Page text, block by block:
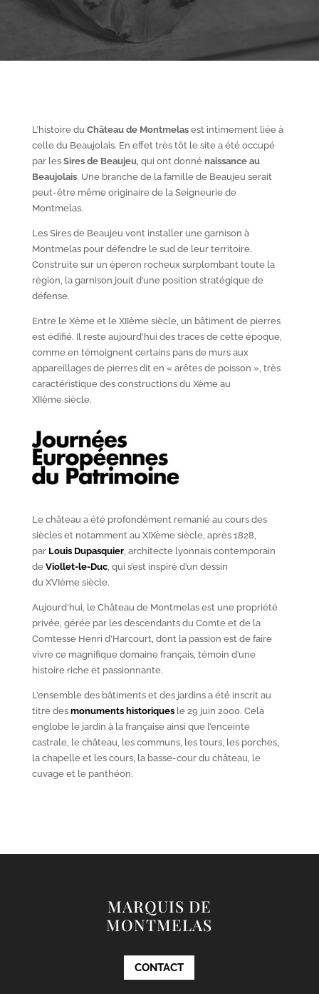
L’histoire duChâteau de Montmelasest intimement liée à
celle du Beaujolais. En effet très tôt le site a été occupé
par les Sires de Beaujeu, qui ont donné naissance au
Beaujolais. Une branche de la famille de Beaujeu serait
peut-être même originaire de la Seigneurie de
Montmelas.
Les Sires de Beaujeu vont installer une garnison à
Montmelas pour défendre le sud de leur territoire.
Construite sur un éperon rocheux surplombant toute la
région, la garnison jouit d’une position stratégique de
défense.
Entre le Xèmeet le XIIèmesiècle, un bâtiment de pierres
est édifié. Il reste aujourd’hui des traces de cette époque,
comme en témoignent certains pans de murs aux
appareillages de pierres dit en « arêtes de poisson », très
caractéristique des constructions du Xèmeau
XIIèmesiècle.
Le château a été profondément remanié au cours des
siècles et notamment au XIXèmesiècle, après 1828,
par Louis Dupasquier, architecte lyonnais contemporain
de Viollet-le-Duc, qui s’est inspiré d’un dessin
du XVIèmesiècle.
Aujourd’hui, le Château de Montmelas est une propriété
privée, gérée par les descendants du Comte et de la
Comtesse Henri d’Harcourt, dont la passion est de faire
vivre ce magnifique domaine français, témoin d’une
histoire riche et passionnante.
L’ensemble des bâtiments et des jardins a été inscrit au
titre des monuments historiquesle 29 juin 2000. Cela
englobe le jardin à la française ainsi que l’enceinte
castrale, le château, les communs, les tours, les porches,
la chapelle et les cours, la basse-cour du château, le
cuvage et le panthéon.
MARQUIS DE
MONTMELAS
CONTACT